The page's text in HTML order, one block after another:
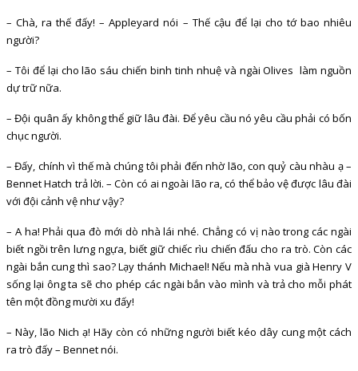
– Chà, ra thế đấy! – Appleyard nói – Thế cậu để lại cho tớ bao nhiêu
người?
– Tôi để lại cho lão sáu chiến binh tinh nhuệ và ngài Olives làm nguồn
dự trữ nữa.
– Đội quân ấy không thể giữ lâu đài. Để yêu cầu nó yêu cầu phải có bốn
chục người.
– Đấy, chính vì thế mà chúng tôi phải đến nhờ lão, con quỷ càu nhàu ạ –
Bennet Hatch trả lời. – Còn có ai ngoài lão ra, có thể bảo vệ được lâu đài
với đội cảnh vệ như vậy?
– A ha! Phải qua đò mới dò nhà lái nhé. Chẳng có vị nào trong các ngài
biết ngồi trên lưng ngựa, biết giữ chiếc rìu chiến đấu cho ra trò. Còn các
ngài bắn cung thì sao? Lạy thánh Michael! Nếu mà nhà vua già Henry V
sống lại ông ta sẽ cho phép các ngài bắn vào mình và trả cho mỗi phát
tên một đồng mười xu đấy!
– Này, lão Nich ạ! Hãy còn có những người biết kéo dây cung một cách
ra trò đấy – Bennet nói.